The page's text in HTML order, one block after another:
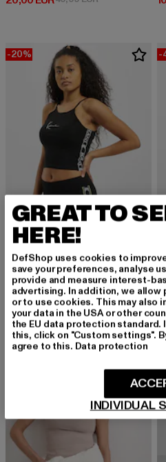
-20%
KARL KANI
Kk Small Signature Tape
19,99 EUR
Derzeitiger Preis: 19,99 EUR
24,99 EURAktionspreis:
-
GREAT TO
HERE!
DefShop uses cookies to
save your preferences, analyse
provide and measure interest-
advertising. In addition, we
or to use cookies. This may also
your data in the USA or other
the EU data protection standard.
this, click on "Custom settings".
agree to this. Data protection
INDIVIDUAL